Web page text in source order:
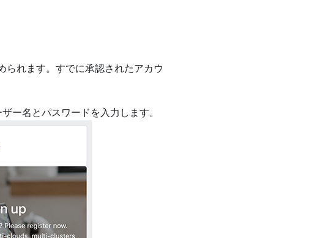
られます。すでに承認されたアカウ
ー名とパスワードを入力します。